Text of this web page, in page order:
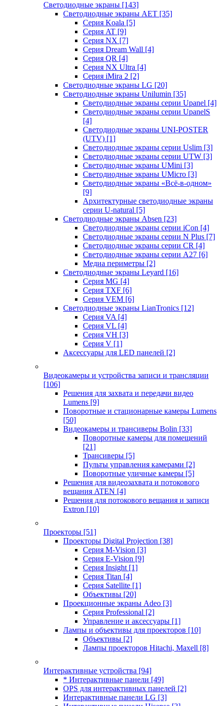
Светодиодные экраны [143]
Светодиодные экраны AET [35]
Cерия Koala [5]
Серия AT [9]
Серия NX [7]
Серия Dream Wall [4]
Серия QR [4]
Серия NX Ultra [4]
Серия iMira 2 [2]
Светодиодные экраны LG [20]
Светодиодные экраны Unilumin [35]
Светодиодные экраны серии Upanel [4]
Светодиодные экраны серии UpanelS
[4]
Светодиодные экраны UNI-POSTER
(UTV) [1]
Светодиодные экраны серии Uslim [3]
Светодиодные экраны серии UTW [3]
Светодиодные экраны UMini [3]
Светодиодные экраны UMicro [3]
Светодиодные экраны «Всё-в-одном»
[9]
Архитектурные светодиодные экраны
серии U-natural [5]
Светодиодные экраны Absen [23]
Светодиодные экраны серии iCon [4]
Светодиодные экраны серии N Plus [7]
Светодиодные экраны серии CR [4]
Светодиодные экраны серии А27 [6]
Медиа периметры [2]
Светодиодные экраны Leyard [16]
Серия MG [4]
Серия TXF [6]
Серия VEM [6]
Светодиодные экраны LianTronics [12]
Серия VA [4]
Серия VL [4]
Серия VH [3]
Серия V [1]
Аксессуары для LED панелей [2]
Видеокамеры и устройства записи и трансляции
[106]
Решения для захвата и передачи видео
Lumens [9]
Поворотные и стационарные камеры Lumens
[50]
Видеокамеры и трансиверы Bolin [33]
Поворотные камеры для помещений
[21]
Трансиверы [5]
Пульты управления камерами [2]
Поворотные уличные камеры [5]
Решения для видеозахвата и потокового
вещания ATEN [4]
Решения для потокового вещания и записи
Extron [10]
Проекторы [51]
Проекторы Digital Projection [38]
Серия M-Vision [3]
Серия E-Vision [9]
Серия Insight [1]
Серия Titan [4]
Серия Satellite [1]
Объективы [20]
Проекционные экраны Adeo [3]
Серия Professional [2]
Управление и аксессуары [1]
Лампы и объективы для проекторов [10]
Объективы [2]
Лампы проекторов Hitachi, Maxell [8]
Интерактивные устройства [94]
* Интерактивные панели [49]
OPS для интерактивных панелей [2]
Интерактивные панели LG [3]